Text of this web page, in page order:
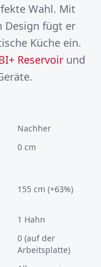
Wahl. Mit
Design fügt er
Küche ein.
Reservoir und
Nachher
0 cm
155 cm (+63%)
1 Hahn
0 (auf der
Arbeitsplatte)